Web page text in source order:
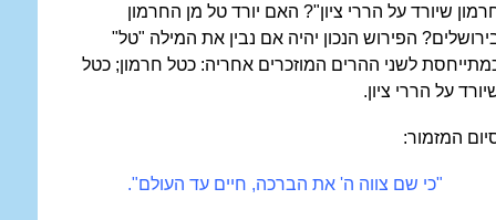
שיורד על הררי ציון"? האם יורד טל מן החרמון
הפירוש הנכון יהיה אם נבין את המילה "טל"
לשני ההרים המוזכרים אחריה: כטל חרמון; כטל
על הררי ציון.
המזמור:
"כי שם צווה ה' את הברכה, חיים עד העולם".